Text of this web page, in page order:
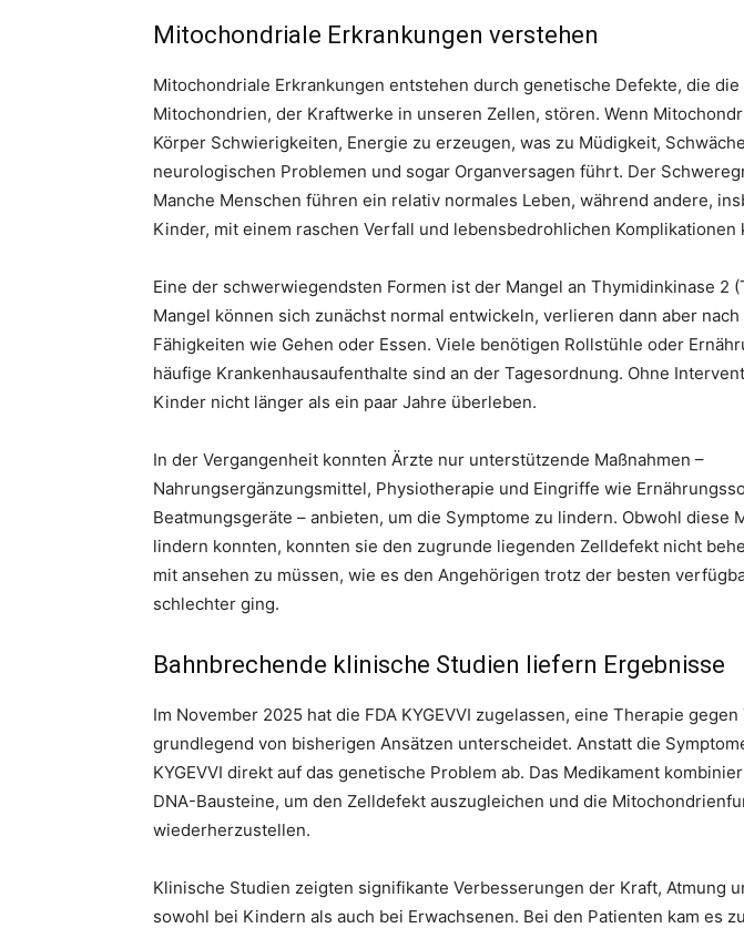
Mitochondriale Erkrankungen verstehen
Mitochondriale Erkrankungen entstehen durch genetische Defekte, die
Mitochondrien, der Kraftwerke in unseren Zellen, stören. Wenn
Körper Schwierigkeiten, Energie zu erzeugen, was zu Müdigkeit,
neurologischen Problemen und sogar Organversagen führt. Der
Manche Menschen führen ein relativ normales Leben, während andere,
Kinder, mit einem raschen Verfall und lebensbedrohlichen
Eine der schwerwiegendsten Formen ist der Mangel an Thymidinkinase 2
Mangel können sich zunächst normal entwickeln, verlieren dann aber
Fähigkeiten wie Gehen oder Essen. Viele benötigen Rollstühle oder
häufige Krankenhausaufenthalte sind an der Tagesordnung. Ohne
Kinder nicht länger als ein paar Jahre überleben.
In der Vergangenheit konnten Ärzte nur unterstützende Maßnahmen –
Nahrungsergänzungsmittel, Physiotherapie und Eingriffe wie
Beatmungsgeräte – anbieten, um die Symptome zu lindern. Obwohl diese
lindern konnten, konnten sie den zugrunde liegenden Zelldefekt nicht
mit ansehen zu müssen, wie es den Angehörigen trotz der besten
schlechter ging.
Bahnbrechende klinische Studien liefern Ergebnisse
Im November 2025 hat die FDA KYGEVVI zugelassen, eine Therapie
grundlegend von bisherigen Ansätzen unterscheidet. Anstatt die
KYGEVVI direkt auf das genetische Problem ab. Das Medikament
DNA-Bausteine, um den Zelldefekt auszugleichen und die
wiederherzustellen.
Klinische Studien zeigten signifikante Verbesserungen der Kraft, Atmung
sowohl bei Kindern als auch bei Erwachsenen. Bei den Patienten kam es